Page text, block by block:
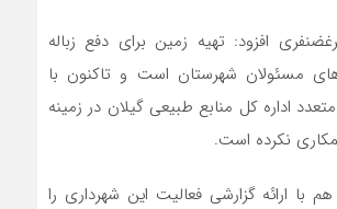
افزود: تهیه زمین برای دفع زباله
مسئولان شهرستان است و تاکنون با
اداره کل منابع طبیعی گیلان در زمینه
نکرده است.
با ارائه گزارشی فعالیت این شهرداری را